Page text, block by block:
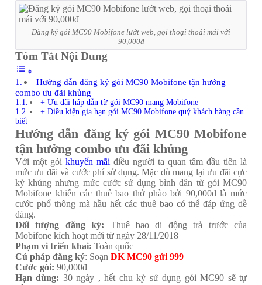
Đăng ký gói MC90 Mobifone lướt web, gọi thoại thoải mái với
90,000đ
Tóm Tắt Nội Dung
Hướng dẫn đăng ký gói MC90 Mobifone tận hưởng
combo ưu đãi khủng
+ Ưu đãi hấp dẫn từ gói MC90 mạng Mobifone
+ Điều kiện gia hạn gói MC90 Mobifone quý khách hàng cần
biết
Hướng dẫn đăng ký gói MC90 Mobifone
tận hưởng combo ưu đãi khủng
Với một gói khuyến mãi điều người ta quan tâm đầu tiên là
mức ưu đãi và cước phí sử dụng. Mặc dù mang lại ưu đãi cực
kỳ khủng nhưng mức cước sử dụng bình dân từ gói MC90
Mobifone khiến các thuê bao thở phào bởi 90,000đ là mức
cước phổ thông mà hầu hết các thuê bao có thể đáp ứng dễ
dàng.
Đối tượng đăng ký: Thuê bao di động trả trước của
Mobifone kích hoạt mới từ ngày 28/11/2018
Phạm vi triển khai: Toàn quốc
Cú pháp đăng ký: Soạn DK MC90 gửi 999
Cước gói: 90,000đ
Hạn dùng: 30 ngày , hết chu kỳ sử dụng gói MC90 sẽ tự